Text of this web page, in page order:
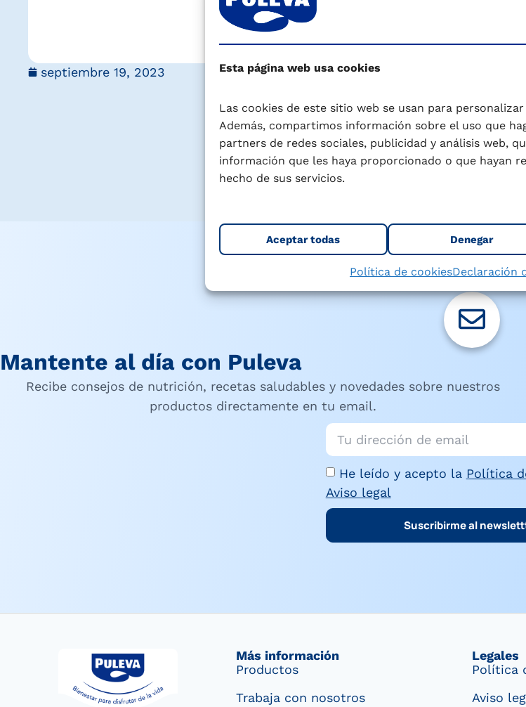
Esta página web usa cookies
Las cookies de este sitio web se usan para
Además, compartimos información sobre el uso que
partners de redes sociales, publicidad y análisis web,
información que les haya proporcionado o que hayan
hecho de sus servicios.
Aceptar todas Denegar
Política de cookiesDeclaración
septiembre 19, 2023
Mantente al día con Puleva
Recibe consejos de nutrición, recetas saludables y novedades sobre nuestros
productos directamente en tu email.
He leído y acepto la Política
Aviso legal
Suscribirme al
Más información
Productos
Trabaja con nosotros
Legales
Política
Aviso